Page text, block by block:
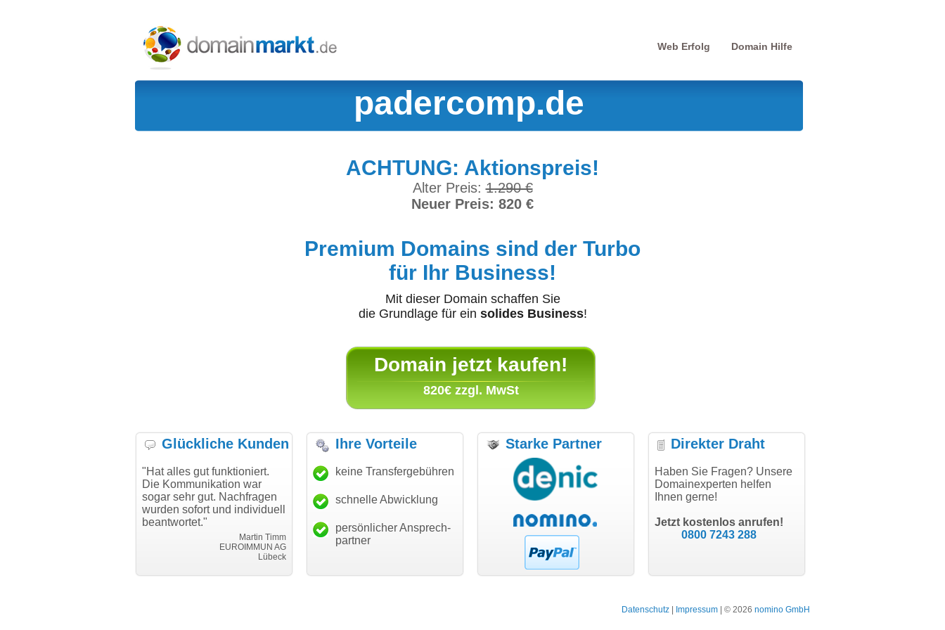
Web Erfolg Domain Hilfe
padercomp.de
ACHTUNG: Aktionspreis!
Alter Preis:1.290 €
Neuer Preis: 820 €
Premium Domains sind der Turbo
für Ihr Business!
Mit dieser Domain schaffen Sie
die Grundlage für ein solides Business!
Domain jetzt kaufen!
820€ zzgl. MwSt
Glückliche Kunden
"Hat alles gut funktioniert.
Die Kommunikation war
sogar sehr gut. Nachfragen
wurden sofort und individuell
beantwortet."
Martin Timm
EUROIMMUN AG
Lübeck
"Danke für den schnellen
Transfer und guten Service!"
Thomas Schäfer
i can eckert communication GmbH
"Ich bin dankbar, meine
Wunschdomain gefunden zu
haben. Die Domain passt für
hundertprozentig."
Janina Köck
Leben im Einklang
leben-im-einklang.de
"Super Abwicklung, vielen
modern software GbR
Landau an der Isar
"Vielen Dank für den
Ihre Vorteile
keine Transfergebühren
schnelle Abwicklung
persönlicher Ansprech-
partner
Starke Partner Direkter Draht
Haben Sie Fragen? Unsere
Domainexperten helfen
Ihnen gerne!
Jetzt kostenlos anrufen!
0800 7243 288
Datenschutz Impressum | © 2026 nomino GmbH